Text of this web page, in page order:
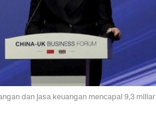
dan jasa keuangan mencapai 9,3 miliar